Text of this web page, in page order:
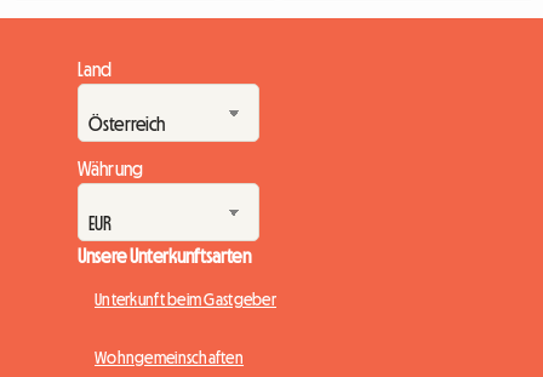
Land
Währung
Unsere Unterkunftsarten
Unterkunft beim Gastgeber
Wohngemeinschaften